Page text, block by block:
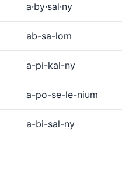
a·by·sal·ny
ab-sa-lom
a-pi-kal-ny
a-po-se-le-nium
a-bi-sal-ny